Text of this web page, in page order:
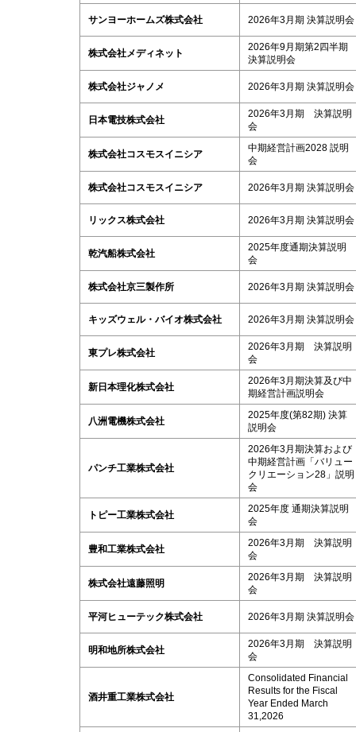
サンヨーホームズ株式会社 2026年3月期 決算説明会
株式会社メディネット
2026年9月期第2四半期
決算説明会
株式会社ジャノメ 2026年3月期 決算説明会
日本電技株式会社
2026年3月期 決算説明
会
株式会社コスモスイニシア
中期経営計画2028 説明
会
株式会社コスモスイニシア 2026年3月期 決算説明会
リックス株式会社 2026年3月期 決算説明会
乾汽船株式会社
2025年度通期決算説明
会
株式会社京三製作所 2026年3月期 決算説明会
キッズウェル・バイオ株式会社 2026年3月期 決算説明会
東プレ株式会社
2026年3月期 決算説明
会
新日本理化株式会社
2026年3月期決算及び中
期経営計画説明会
八洲電機株式会社
2025年度(第82期) 決算
説明会
パンチ工業株式会社
2026年3月期決算および
中期経営計画「バリュー
クリエーション28」説明
会
トピー工業株式会社
2025年度 通期決算説明
会
豊和工業株式会社
2026年3月期 決算説明
会
株式会社遠藤照明
2026年3月期 決算説明
会
平河ヒューテック株式会社 2026年3月期 決算説明会
明和地所株式会社
2026年3月期 決算説明
会
酒井重工業株式会社
Consolidated Financial
Results for the Fiscal
Year Ended March
31,2026